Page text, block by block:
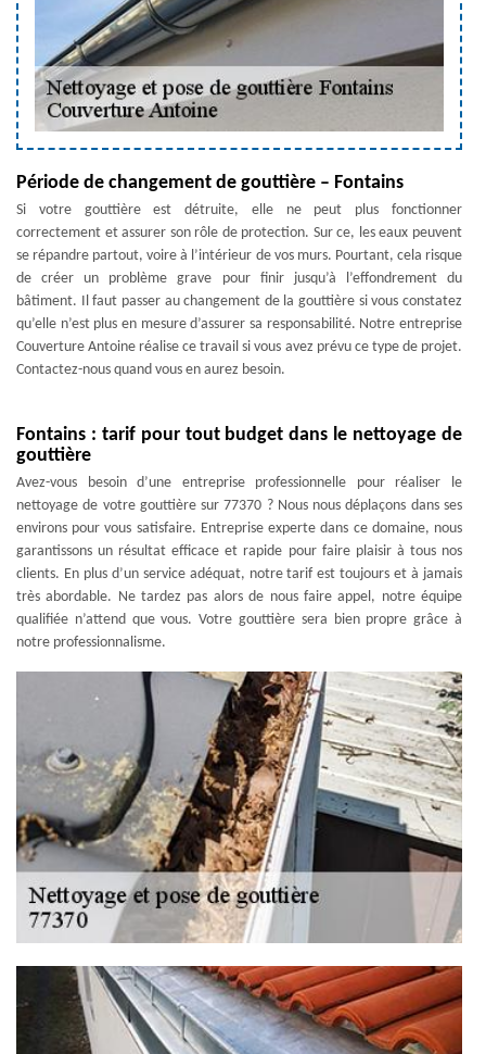
Période de changement de gouttière – Fontains
Si votre gouttière est détruite, elle ne peut plus fonctionner
correctement et assurer son rôle de protection. Sur ce, les eaux peuvent
se répandre partout, voire à l’intérieur de vos murs. Pourtant, cela risque
de créer un problème grave pour finir jusqu’à l’effondrement du
bâtiment. Il faut passer au changement de la gouttière si vous constatez
qu’elle n’est plus en mesure d’assurer sa responsabilité. Notre entreprise
Couverture Antoine réalise ce travail si vous avez prévu ce type de projet.
Contactez-nous quand vous en aurez besoin.
Fontains : tarif pour tout budget dans le nettoyage de
gouttière
Avez-vous besoin d’une entreprise professionnelle pour réaliser le
nettoyage de votre gouttière sur 77370 ? Nous nous déplaçons dans ses
environs pour vous satisfaire. Entreprise experte dans ce domaine, nous
garantissons un résultat efficace et rapide pour faire plaisir à tous nos
clients. En plus d’un service adéquat, notre tarif est toujours et à jamais
très abordable. Ne tardez pas alors de nous faire appel, notre équipe
qualifiée n’attend que vous. Votre gouttière sera bien propre grâce à
notre professionnalisme.